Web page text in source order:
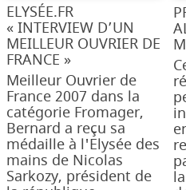
ELYSÉE.FR
« INTERVIEW D’UN
MEILLEUR OUVRIER DE
FRANCE »
Meilleur Ouvrier de
France 2007 dans la
catégorie Fromager,
Bernard a reçu sa
médaille à l'Elysée des
mains de Nicolas
Sarkozy, président de